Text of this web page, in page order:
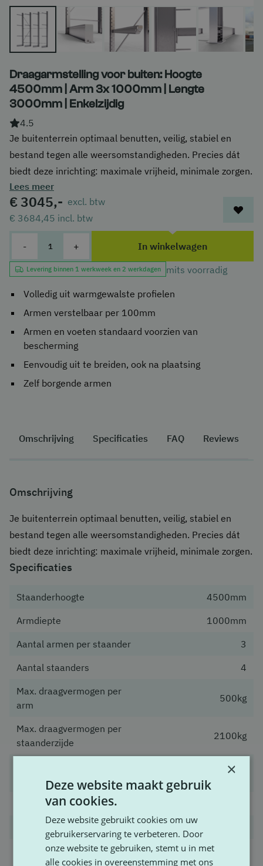
Draagarmstelling voor buiten: Hoogte
4500mm | Arm 3x 1000mm | Lengte
3000mm | Enkelzijdig
4.5
Je buitenterrein optimaal benutten, veilig, stabiel en
bestand tegen alle weersomstandigheden. Precies dát
biedt deze inrichting: maximale vrijheid, minimale zorgen.
Lees meer
€ 3045,- excl. btw
€ 3684,45 incl. btw
- + In winkelwagen
Levering binnen 1 werkweek en 2 werkdagen mits voorradig
Volledig uit warmgewalste profielen
Armen verstelbaar per 100mm
Armen en voeten standaard voorzien van
bescherming
Eenvoudig uit te breiden, ook na plaatsing
Zelf borgende armen
Omschrijving Specificaties FAQ Reviews
Omschrijving
Je buitenterrein optimaal benutten, veilig, stabiel en
bestand tegen alle weersomstandigheden. Precies dát
biedt deze inrichting: maximale vrijheid, minimale zorgen.
Specificaties
Staanderhoogte
4500mm
Armdiepte
1000mm
Aantal armen per staander
3
Aantal staanders
4
Max. draagvermogen per
arm
500kg
Max. draagvermogen per
staanderzijde
2100kg
aflegniveau
2000kg
Kleur staander
Kleur arm
Inclusief
Bevestigingsmiddelen en
×
Deze website maakt gebruik
van cookies.
Deze website gebruikt cookies om uw
gebruikerservaring te verbeteren. Door
onze website te gebruiken, stemt u in met
alle cookies in overeenstemming met ons